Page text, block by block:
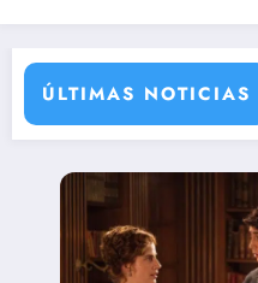
ÚLTIMAS NOTICIAS
vuelve a ‘La Hora de La